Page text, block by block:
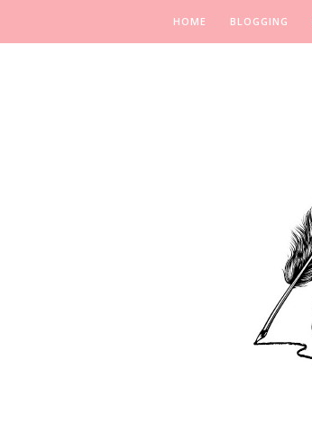
HOME BLOGGING